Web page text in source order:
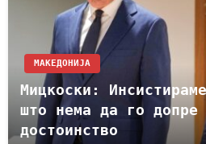
МАКЕДОНИЈА
Мицкоски:
што нема да го допре
достоинство